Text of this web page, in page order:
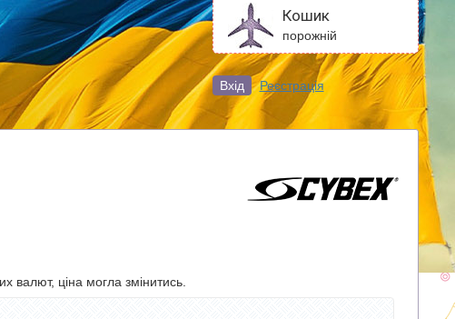
Кошик
порожній
Вхід Реєстрація
валют, ціна могла змінитись.